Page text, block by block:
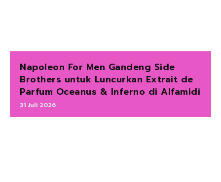
Napoleon For Men Gandeng Side
Brothers untuk Luncurkan Extrait de
Parfum Oceanus & Inferno di Alfamidi
31 Juli 2026